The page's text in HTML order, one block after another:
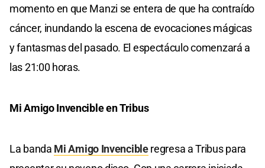
momento en que Manzi se entera de que ha contraído
cáncer, inundando la escena de evocaciones mágicas
y fantasmas del pasado. El espectáculo comenzará a
las 21:00 horas.
Mi Amigo Invencible en Tribus
La banda Mi Amigo Invencibleregresa a Tribus para